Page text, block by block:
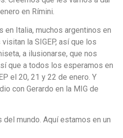
en Rímini.
en Italia, muchos argentinos en
la SIGEP, así que los
a ilusionarse, que nos
que a todos los esperamos en
el 20, 21 y 22 de enero. Y
con Gerardo en la MIG de
del mundo. Aquí estamos en un